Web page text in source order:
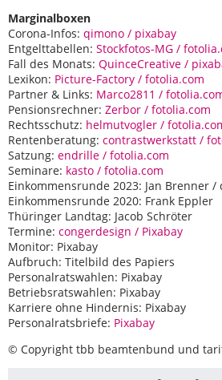
Marginalboxen
Corona-Infos: qimono / pixabay
Entgelttabellen: Stockfotos-MG /
Fall des Monats: QuinceCreative /
Lexikon: Picture-Factory / fotolia.com
Partner & Links: Marco2811 /
Pensionsrechner: Zerbor / fotolia.com
Rechtsschutz: helmutvogler /
Rentenberatung: contrastwerkstatt /
Satzung: endrille / fotolia.com
Seminare: kasto / fotolia.com
Einkommensrunde 2023: Jan Brenner /
Einkommensrunde 2020: Frank Eppler
Thüringer Landtag: Jacob Schröter
Termine: congerdesign / Pixabay
Monitor: Pixabay
Aufbruch: Titelbild des Papiers
Personalratswahlen: Pixabay
Betriebsratswahlen: Pixabay
Karriere ohne Hindernis: Pixabay
Personalratsbriefe: Pixabay
© Copyright tbb beamtenbund und